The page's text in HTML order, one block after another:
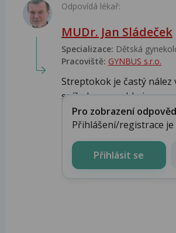
Odpovídá lékař:
MUDr. Jan Sládeček
Specializace: Dětská
Pracoviště: GYNBUS s.r.o.
Streptokok je častý nález
spíše by se mohlo je...
Pro zobrazení
Přihlášení/registrace
Přihlásit se